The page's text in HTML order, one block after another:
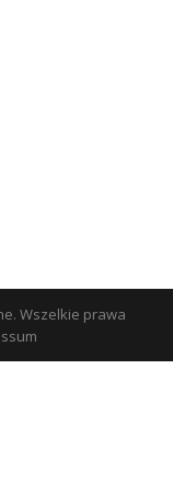
Wszelkie prawa